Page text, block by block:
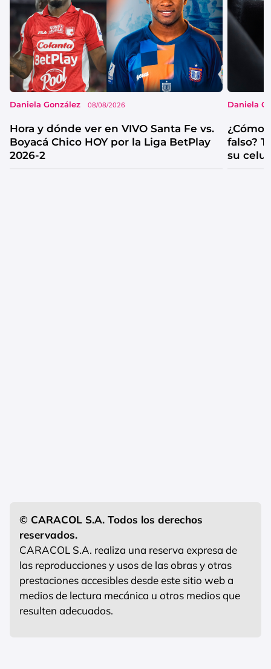
Daniela González 08/08/2026
Hora y dónde ver en VIVO Santa Fe vs.
Boyacá Chico HOY por la Liga BetPlay
2026-2
Daniela
¿Cómo
falso?
su
© CARACOL S.A. Todos los derechos
reservados.
CARACOL S.A. realiza una reserva expresa de
las reproducciones y usos de las obras y otras
prestaciones accesibles desde este sitio web a
medios de lectura mecánica u otros medios que
resulten adecuados.